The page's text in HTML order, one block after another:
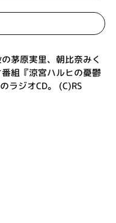
茅原実里、朝比奈みく
組『涼宮ハルヒの憂鬱
ラジオCD。 (C)RS